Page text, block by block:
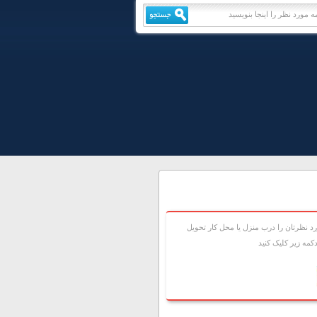
نظرتان را درب منزل يا محل کار تحويل
زير کليک کنيد